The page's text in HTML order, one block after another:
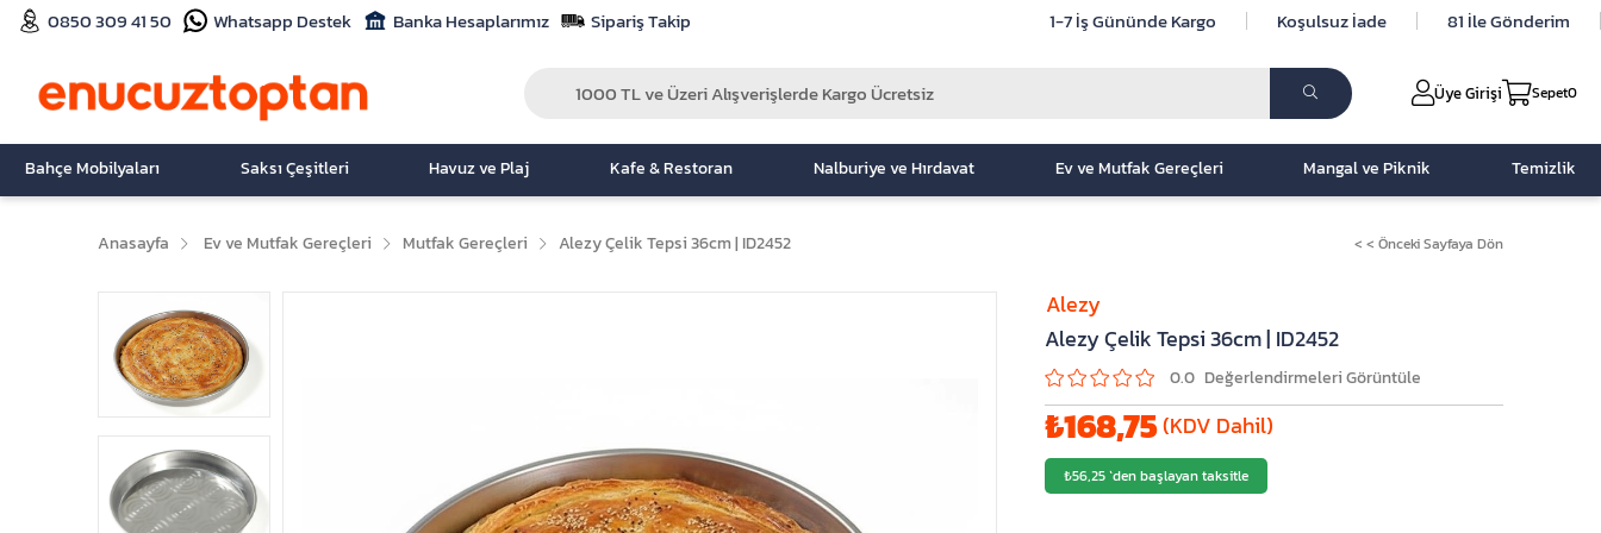
0850 309 41 50 Whatsapp Destek Banka Hesaplarımız Sipariş Takip 1-7 İş Gününde Kargo Koşulsuz İade 81 İle Gönderim
Üye Girişi Sepet0
Bahçe Mobilyaları Saksı Çeşitleri Havuz ve Plaj Kafe & Restoran Nalburiye ve Hırdavat Ev ve Mutfak Gereçleri Mangal ve Piknik Temizlik
Anasayfa Ev ve Mutfak Gereçleri Mutfak Gereçleri Alezy Çelik Tepsi 36cm | ID2452 < < Önceki Sayfaya Dön
Alezy Çelik Tepsi 36cm | ID2452
0.0
₺168,75(KDV Dahil)
₺56,25`den başlayan taksitle
Alezy